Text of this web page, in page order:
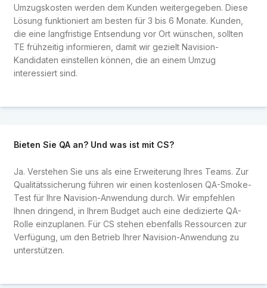
Umzugskosten werden dem Kunden weitergegeben. Diese
Lösung funktioniert am besten für 3 bis 6 Monate. Kunden,
die eine langfristige Entsendung vor Ort wünschen, sollten
TE frühzeitig informieren, damit wir gezielt Navision-
Kandidaten einstellen können, die an einem Umzug
interessiert sind.
Bieten Sie QA an? Und was ist mit CS?
Ja. Verstehen Sie uns als eine Erweiterung Ihres Teams. Zur
Qualitätssicherung führen wir einen kostenlosen QA-Smoke-
Test für Ihre Navision-Anwendung durch. Wir empfehlen
Ihnen dringend, in Ihrem Budget auch eine dedizierte QA-
Rolle einzuplanen. Für CS stehen ebenfalls Ressourcen zur
Verfügung, um den Betrieb Ihrer Navision-Anwendung zu
unterstützen.